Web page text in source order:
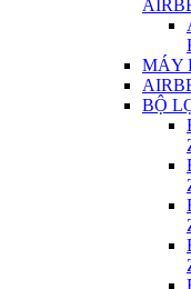
MÁY
BỘ